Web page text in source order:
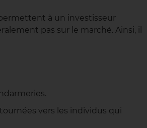
à un investisseur
pas sur le marché. Ainsi, il
vers les individus qui